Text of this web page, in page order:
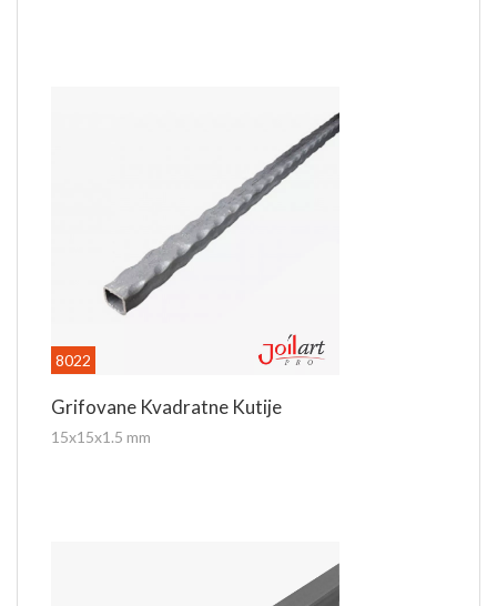
8022
Grifovane Kvadratne Kutije
15x15x1.5 mm